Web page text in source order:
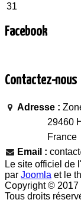
31
Facebook
Contactez-nous
Adresse :
29460
France
Email :
Le site officiel de
par Joomla et le
Copyright © 2017
Tous droits